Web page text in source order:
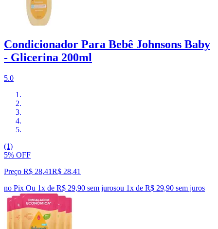
Condicionador Para Bebê Johnsons Baby
- Glicerina 200ml
5.0
(1)
5% OFF
Preço R$ 28,41R$ 28,41
no Pix Ou 1x de R$ 29,90 sem jurosou 1x de R$ 29,90 sem juros